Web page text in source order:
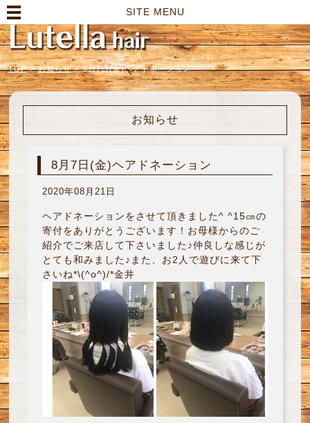
SITE MENU
TOP > お知らせ > 8月7日(金)ヘアドネーション
お知らせ
8月7日(金)ヘアドネーション
2020年08月21日
ヘアドネーションをさせて頂きました^ ^15㎝の
寄付をありがとうございます！お母様からのご
紹介でご来店して下さいました♪仲良しな感じが
とても和みました♪また、お2人で遊びに来て下
さいね*\(^o^)/*金井